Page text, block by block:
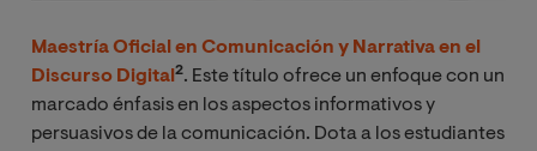
Maestría Oficial en Comunicación y Narrativa en el
Discurso Digital 2. Este título ofrece un enfoque con un
marcado énfasis en los aspectos informativos y
persuasivos de la comunicación. Dota a los estudiantes